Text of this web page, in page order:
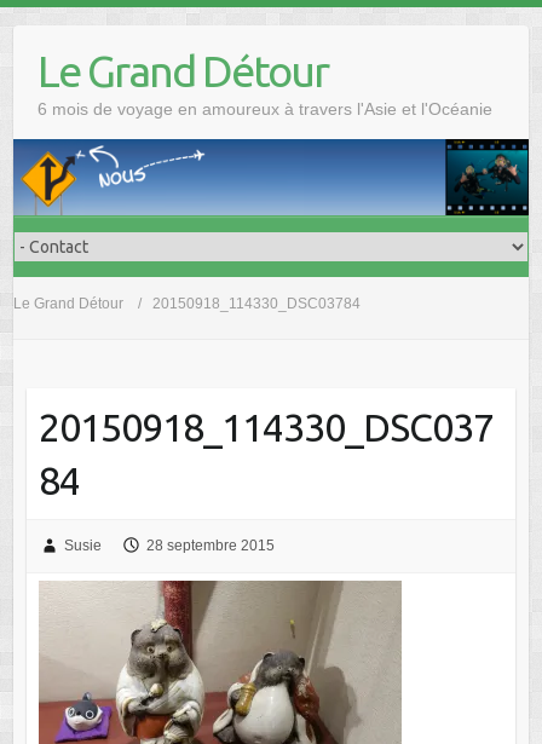
Le Grand Détour
6 mois de voyage en amoureux à travers l'Asie et l'Océanie
Le Grand Détour 20150918_114330_DSC03784
20150918_114330_DSC037
84
Susie 28 septembre 2015